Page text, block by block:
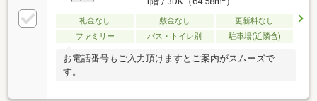
礼金なし 敷金なし
更新料なし
ファミリー
バス・トイレ別 駐車場(近隣含)
お電話番号もご入力頂けますとご案内がスムーズで
す。